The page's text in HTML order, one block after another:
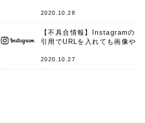
2020.10.28
【不具合情報】Instagramの
引用でURLを入れても画像や
件
2020.10.27